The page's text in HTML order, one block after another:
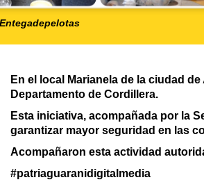
En el local Marianela de la ciudad
Departamento de Cordillera.
Esta iniciativa, acompañada por la
garantizar mayor seguridad en las
Acompañaron esta actividad
#patriaguaranidigitalmedia